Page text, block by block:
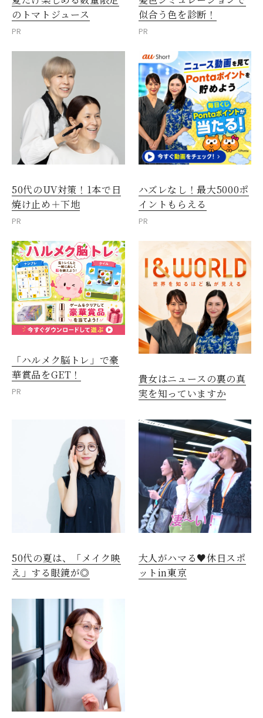
のトマトジュース
PR
似合う色を診断！
PR
50代のUV対策！1本で日
焼け止め＋下地
PR
ハズレなし！最大5000ポ
イントもらえる
PR
「ハルメク脳トレ」で豪
華賞品をGET！
PR
貴女はニュースの裏の真
実を知っていますか
50代の夏は、「メイク映
え」する眼鏡が◎
大人がハマる♥休日スポ
ットin東京